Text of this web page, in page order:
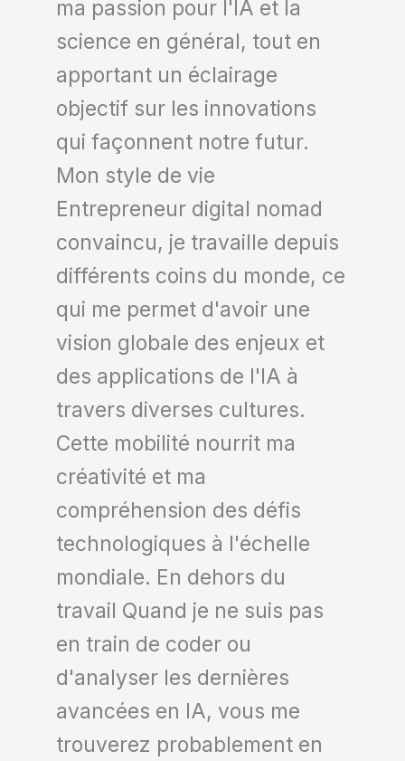
ma passion pour l'IA et la
science en général, tout en
apportant un éclairage
objectif sur les innovations
qui façonnent notre futur.
Mon style de vie
Entrepreneur digital nomad
convaincu, je travaille depuis
différents coins du monde, ce
qui me permet d'avoir une
vision globale des enjeux et
des applications de l'IA à
travers diverses cultures.
Cette mobilité nourrit ma
créativité et ma
compréhension des défis
technologiques à l'échelle
mondiale. En dehors du
travail Quand je ne suis pas
en train de coder ou
d'analyser les dernières
avancées en IA, vous me
trouverez probablement en